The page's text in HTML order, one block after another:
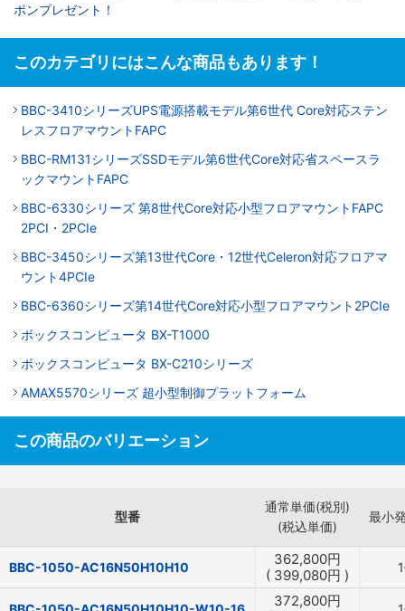
ポンプレゼント！
このカテゴリにはこんな商品もあります！
BBC-3410シリーズUPS電源搭載モデル第6世代 Core対応ステン
レスフロアマウントFAPC
BBC-RM131シリーズSSDモデル第6世代Core対応省スペースラ
ックマウントFAPC
BBC-6330シリーズ 第8世代Core対応小型フロアマウントFAPC
2PCI・2PCIe
BBC-3450シリーズ第13世代Core・12世代Celeron対応フロアマ
ウント4PCIe
BBC-6360シリーズ第14世代Core対応小型フロアマウント2PCIe
ボックスコンピュータ BX-T1000
ボックスコンピュータ BX-C210シリーズ
AMAX5570シリーズ 超小型制御プラットフォーム
この商品のバリエーション
型番
通常単価(税別)
(税込単価)
最小
BBC-1050-AC16N50H10H10 362,800円
( 399,080円 )
372,800円